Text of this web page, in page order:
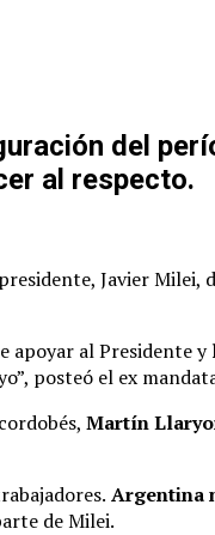
del
al respecto.
Javier Milei,
apoyar al Presidente y
posteó el ex
Martín
Argentina
de Milei.